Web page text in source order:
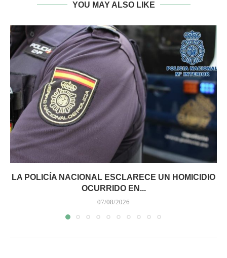
YOU MAY ALSO LIKE
LA POLICÍA NACIONAL ESCLARECE UN HOMICIDIO
OCURRIDO EN...
07/08/2026